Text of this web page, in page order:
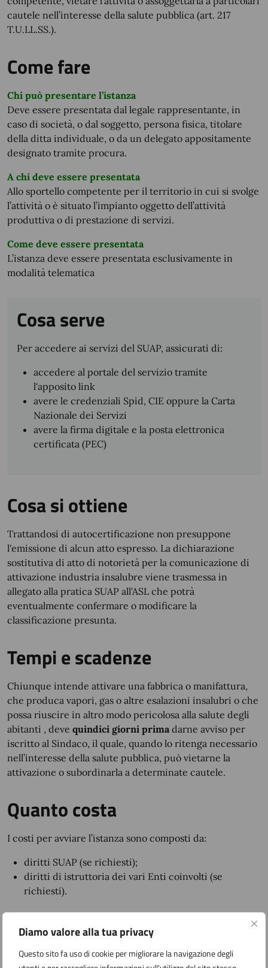
Diamo valore alla tua privacy
Questo sito fa uso di cookie per migliorare la navigazione degli
cautele nell’interesse della salute pubblica (art. 217
T.U.LL.SS.).
Come fare
Chi può presentare l’istanza
Deve essere presentata dal legale rappresentante, in
caso di società, o dal soggetto, persona fisica, titolare
della ditta individuale, o da un delegato appositamente
designato tramite procura.
A chi deve essere presentata
Allo sportello competente per il territorio in cui si svolge
l’attività o è situato l’impianto oggetto dell’attività
produttiva o di prestazione di servizi.
Come deve essere presentata
L’istanza deve essere presentata esclusivamente in
modalità telematica
Cosa serve
Per accedere ai servizi del SUAP, assicurati di:
accedere al portale del servizio tramite
l'apposito link
avere le credenziali Spid, CIE oppure la Carta
Nazionale dei Servizi
avere la firma digitale e la posta elettronica
certificata (PEC)
Cosa si ottiene
Trattandosi di autocertificazione non presuppone
l'emissione di alcun atto espresso. La dichiarazione
sostitutiva di atto di notorietà per la comunicazione di
attivazione industria insalubre viene trasmessa in
allegato alla pratica SUAP all'ASL che potrà
eventualmente confermare o modificare la
classificazione presunta.
Tempi e scadenze
Chiunque intende attivare una fabbrica o manifattura,
che produca vapori, gas o altre esalazioni insalubri o che
possa riuscire in altro modo pericolosa alla salute degli
abitanti , deve quindici giorni prima darne avviso per
iscritto al Sindaco, il quale, quando lo ritenga necessario
nell’interesse della salute pubblica, può vietarne la
attivazione o subordinarla a determinate cautele.
Quanto costa
I costi per avviare l’istanza sono composti da:
diritti SUAP (se richiesti);
diritti di istruttoria dei vari Enti coinvolti (se
richiesti).
pagamento vedere lasezione Pagamenti per le Attività
Produttive (SUAP)